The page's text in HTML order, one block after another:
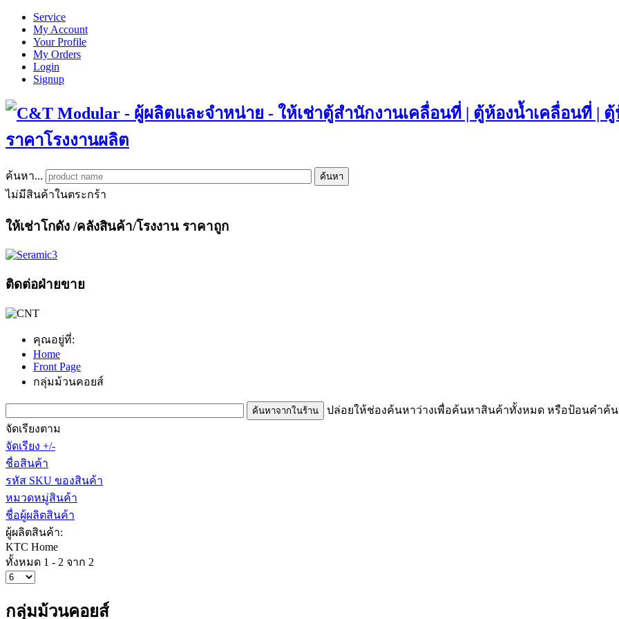
Service
My Account
Your Profile
My Orders
Login
Signup
ค้นหา... ค้นหา
ไม่มีสินค้าในตระกร้า
ให้เช่าโกดัง /คลังสินค้า/โรงงาน ราคาถูก
ติดต่อฝ่ายขาย
คุณอยู่ที่:
Home
Front Page
กลุ่มม้วนคอยส์
ปล่อยให้ช่องค้นหาว่างเพื่อค้นหาสินค้าทั้งหมด หรือป้อนคำค้
จัดเรียงตาม
จัดเรียง +/-
ชื่อสินค้า
รหัส SKU ของสินค้า
หมวดหมู่สินค้า
ชื่อผู้ผลิตสินค้า
ผู้ผลิตสินค้า:
KTC Home
ทั้งหมด 1 - 2 จาก 2
กลุ่มม้วนคอยส์